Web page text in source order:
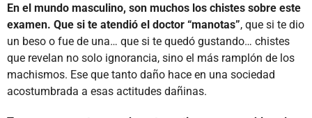
En el mundo masculino, son muchos los chistes sobre este
examen. Que si te atendió el doctor “manotas”, que si te dio
un beso o fue de una… que si te quedó gustando… chistes
que revelan no solo ignorancia, sino el más ramplón de los
machismos. Ese que tanto daño hace en una sociedad
acostumbrada a esas actitudes dañinas.